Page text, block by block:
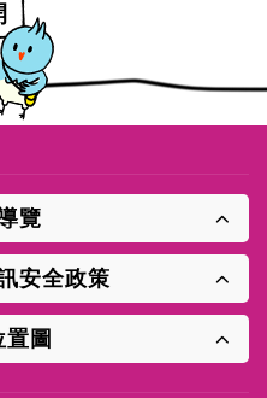
覽
安全政策
圖